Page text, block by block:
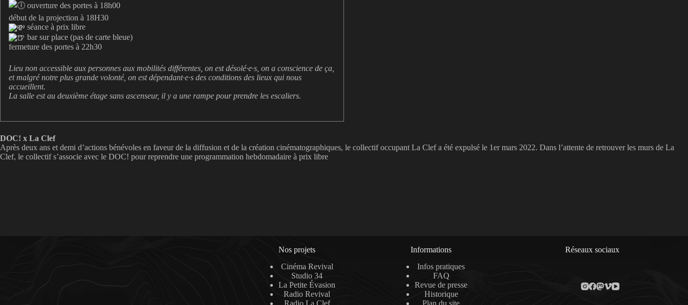
ouverture des portes à 18h00
début de la projection à 18H30
séance à prix libre
bar sur place (pas de carte bleue)
fermeture des portes à 22h30
Lieu non accessible aux personnes aux mobilités différentes, on est désolé·e·s, on a conscience de ça,
et malgré notre plus grande volonté, on est dépendant·e·s des conditions des lieux qui nous
accueillent.
La salle est au deuxième étage sans ascenseur, il y a une rampe pour prendre les escaliers.
DOC! x La Clef
Après deux ans et demi d’actions bénévoles en faveur de la diffusion et de la création cinématographiques, le collectif occupant La Clef a été expulsé le 1er mars 2022. Dans l’attente de retrouver les murs de La
Clef, le collectif s’associe avec le DOC! pour reprendre une programmation hebdomadaire à prix libre
Nos projets
Cinéma Revival
Studio 34
La Petite Évasion
Radio Revival
Informations
Infos pratiques
FAQ
Revue de presse
Historique
Réseaux sociaux